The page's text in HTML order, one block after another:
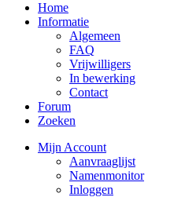
Home
Informatie
Algemeen
FAQ
Vrijwilligers
In bewerking
Contact
Forum
Zoeken
Mijn Account
Aanvraaglijst
Namenmonitor
Inloggen